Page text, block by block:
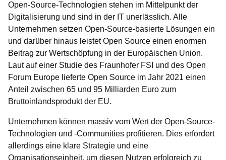
Open-Source-Technologien stehen im Mittelpunkt der
Digitalisierung und sind in der IT unerlässlich. Alle
Unternehmen setzen Open-Source-basierte Lösungen ein
und darüber hinaus leistet Open Source einen enormen
Beitrag zur Wertschöpfung in der Europäischen Union.
Laut auf einer Studie des Fraunhofer FSI und des Open
Forum Europe lieferte Open Source im Jahr 2021 einen
Anteil zwischen 65 und 95 Milliarden Euro zum
Bruttoinlandsprodukt der EU.
Unternehmen können massiv vom Wert der Open-Source-
Technologien und -Communities profitieren. Dies erfordert
allerdings eine klare Strategie und eine
Organisationseinheit, um diesen Nutzen erfolgreich zu